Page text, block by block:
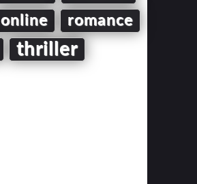
online romance
thriller